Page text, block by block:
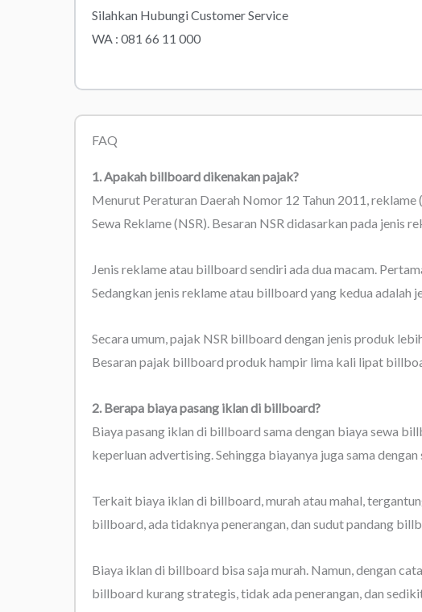
Silahkan Hubungi Customer Service
WA : 081 66 11 000
FAQ
1. Apakah billboard dikenakan pajak?
Menurut Peraturan Daerah Nomor 12 Tahun 2011,
Sewa Reklame (NSR). Besaran NSR didasarkan pada jenis
Jenis reklame atau billboard sendiri ada dua macam.
Sedangkan jenis reklame atau billboard yang kedua adalah
Secara umum, pajak NSR billboard dengan jenis produk
Besaran pajak billboard produk hampir lima kali lipat
2. Berapa biaya pasang iklan di billboard?
Biaya pasang iklan di billboard sama dengan biaya sewa
keperluan advertising. Sehingga biayanya juga sama
Terkait biaya iklan di billboard, murah atau mahal,
billboard, ada tidaknya penerangan, dan sudut pandang
Biaya iklan di billboard bisa saja murah. Namun, dengan
billboard kurang strategis, tidak ada penerangan, dan